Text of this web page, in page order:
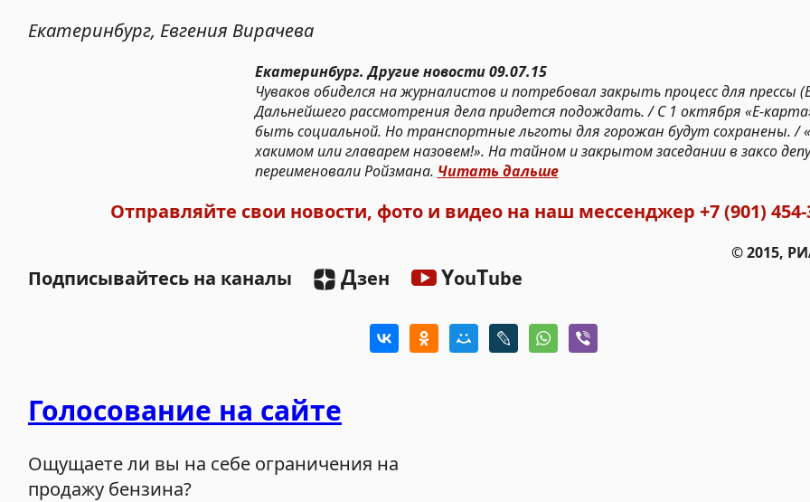
Екатеринбург, Евгения Вирачева
Екатеринбург. Другие новости 09.07.15
Чуваков обиделся на журналистов и потребовал закрыть процесс для прессы
Дальнейшего рассмотрения дела придется подождать. / С 1 октября «Е-
быть социальной. Но транспортные льготы для горожан будут сохранены. /
хакимом или главарем назовем!». На тайном и закрытом заседании в заксо
переименовали Ройзмана. Читать дальше
Отправляйте свои новости, фото и видео на наш мессенджер +7 (901)
© 2015,
Подписывайтесь на каналы Дзен YouTube
Голосование на сайте
Ощущаете ли вы на себе ограничения на
продажу бензина?